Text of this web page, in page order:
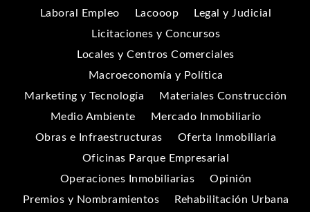
Laboral Empleo
Lacooop
Legal y Judicial
Licitaciones y Concursos
Locales y Centros Comerciales
Macroeconomía y Política
Marketing y Tecnología
Materiales Construcción
Medio Ambiente
Mercado Inmobiliario
Obras e Infraestructuras
Oferta Inmobiliaria
Oficinas Parque Empresarial
Operaciones Inmobiliarias
Opinión
Premios y Nombramientos
Rehabilitación Urbana